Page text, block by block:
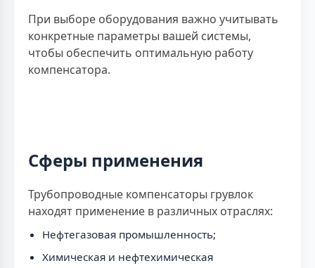
При выборе оборудования важно учитывать
конкретные параметры вашей системы,
чтобы обеспечить оптимальную работу
компенсатора.
Сферы применения
Трубопроводные компенсаторы грувлок
находят применение в различных отраслях:
Нефтегазовая промышленность;
Химическая и нефтехимическая